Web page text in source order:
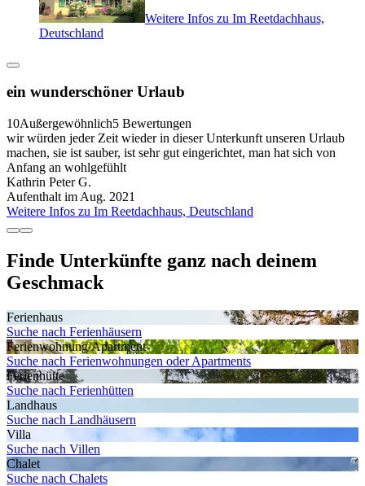
Weitere Infos zu Im Reetdachhaus,
Deutschland
ein wunderschöner Urlaub
10Außergewöhnlich5 Bewertungen
wir würden jeder Zeit wieder in dieser Unterkunft unseren Urlaub
machen, sie ist sauber, ist sehr gut eingerichtet, man hat sich von
Anfang an wohlgefühlt
Kathrin Peter G.
Aufenthalt im Aug. 2021
Weitere Infos zu Im Reetdachhaus, Deutschland
Finde Unterkünfte ganz nach deinem
Geschmack
Ferienhaus
Suche nach Ferienhäusern
Ferienwohnung/Apartment
Suche nach Ferienwohnungen oder Apartments
Ferienhütte
Suche nach Ferienhütten
Landhaus
Suche nach Landhäusern
Villa
Suche nach Villen
Chalet
Suche nach Chalets